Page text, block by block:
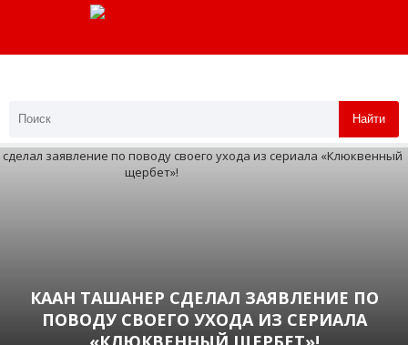
Найти
КААН ТАШАНЕР СДЕЛАЛ ЗАЯВЛЕНИЕ ПО
ПОВОДУ СВОЕГО УХОДА ИЗ СЕРИАЛА